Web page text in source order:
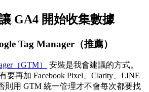
GA4 開始收集數據
Tag Manager（推薦）
（GTM）
安裝是我會建議的方式。
要再加 Facebook Pixel、Clarity、LINE
則用 GTM 統一管理才不會每次都要找